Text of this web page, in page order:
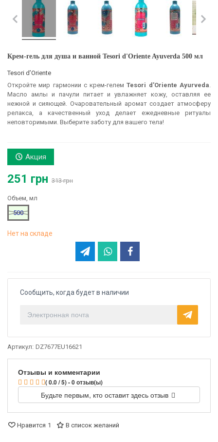
Крем-гель для душа и ванной Tesori d'Oriente Ayuverda 500 мл
Tesori d’Oriente
Откройте мир гармонии с крем-гелемTesori d'Oriente Ayurveda
Масло амлы и пачули питает и увлажняет кожу, оставляя ее
нежной и сияющей. Очаровательный аромат создает атмосферу
релакса, а качественный уход делает ежедневные ритуалы
неповторимыми. Выберите заботу для вашего тела!
Акция
251 грн 313 грн
Объем, мл
500
Нет на складе
Сообщить, когда будет в наличии
Артикул: DZ7677EU16621
Отзывы и комментарии
( 0.0 / 5) - 0 отзыв(ы)
Будьте первым, кто оставит здесь отзыв
Нравится 1 В список желаний